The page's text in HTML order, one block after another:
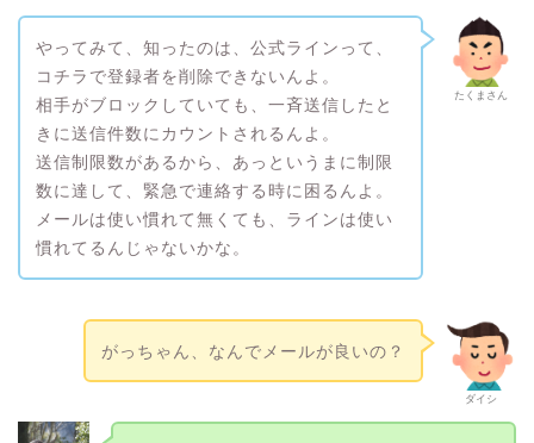
たくまさん
やってみて、知ったのは、公式ラインって、
コチラで登録者を削除できないんよ。
相手がブロックしていても、一斉送信したと
きに送信件数にカウントされるんよ。
送信制限数があるから、あっというまに制限
数に達して、緊急で連絡する時に困るんよ。
メールは使い慣れて無くても、ラインは使い
慣れてるんじゃないかな。
ダイシ
がっちゃん、なんでメールが良いの？